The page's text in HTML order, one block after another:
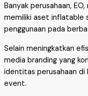
Banyak perusahaan,
memiliki aset inflatable
penggunaan pada
Selain meningkatkan
media branding yang
identitas perusahaan di
event.